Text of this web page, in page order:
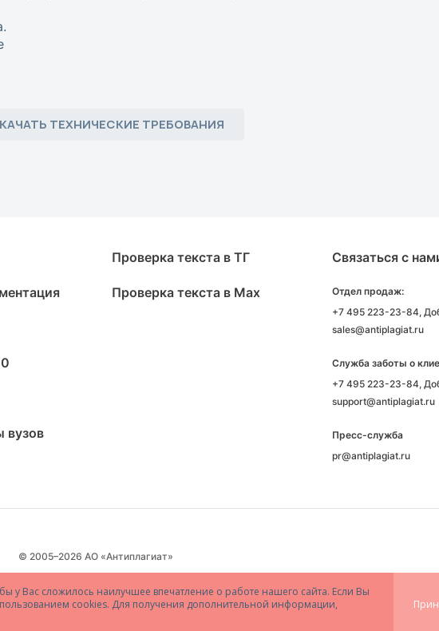
у Вас сложилось наилучшее впечатление о работе нашего сайта. Если Вы
cookies. Для получения дополнительной информации,
ТЕХНИЧЕСКИЕ ТРЕБОВАНИЯ
вузов
Проверка текста в ТГ
Проверка текста в Max
Связаться с
Отдел продаж:
+7 495 223-23-84,
sales@antiplagiat.ru
Служба заботы о
+7 495 223-23-84,
support@antiplagiat.ru
Пресс-служба
pr@antiplagiat.ru
© 2005–2026 АО «Антиплагиат»